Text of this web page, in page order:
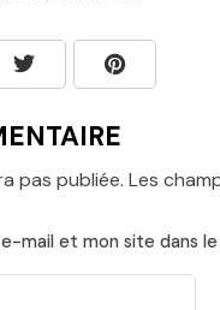
pas publiée. Les
mail et mon site dans